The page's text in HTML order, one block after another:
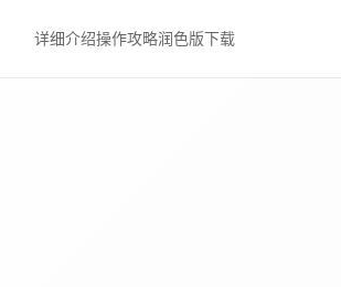
详细介绍操作攻略润色版下载